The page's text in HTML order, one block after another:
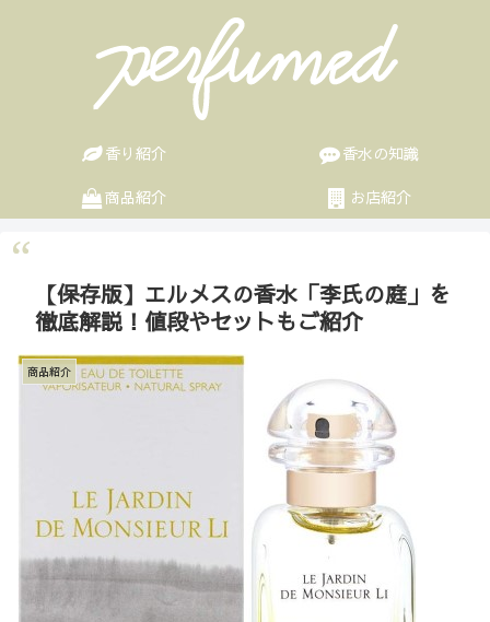
香り紹介
香水の知識
商品紹介
お店紹介
【保存版】エルメスの香水「李氏の庭」を
徹底解説！値段やセットもご紹介
商品紹介